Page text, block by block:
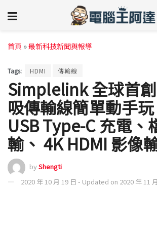
首頁 »最新科技新聞與報導
Tags: HDMI 傳輸線
Simplelink 全球首
吸傳輸線簡單動手
USB Type-C 充電、
輸、 4K HDMI 影像
byShengti
2020 年 10 月 19 日 - Updated on 2020 年 11